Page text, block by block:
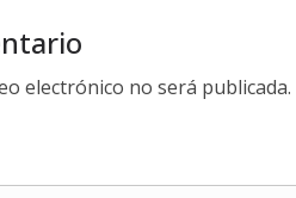
electrónico no será publicada.